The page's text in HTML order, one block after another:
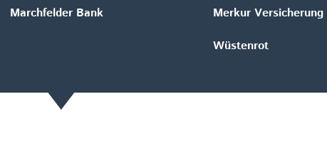
Marchfelder Bank
Merkur Versicherung
Wüstenrot